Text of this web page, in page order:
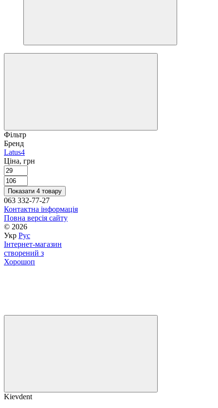
Фільтр
Бренд
Latus4
Ціна, грн
Показати 4 товару
063 332-77-27
Контактна інформація
Повна версія сайту
© 2026
Укр Рус
Інтернет-магазин
створений з
Хорошоп
Kievdent